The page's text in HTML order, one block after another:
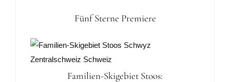
Fünf Sterne Premiere
Familien-Skigebiet Stoos: